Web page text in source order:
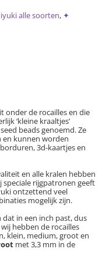
alle soorten, ✦
onder de rocailles en die
‘kleine kraaltjes’
beads genoemd. Ze
en kunnen worden
3d-kaartjes en
en alle kralen hebben
speciale rijgpatronen geeft
ontzettend veel
mogelijk zijn.
in een inch past, dus
hebben de rocailles
klein, medium, groot en
met 3,3 mm in de